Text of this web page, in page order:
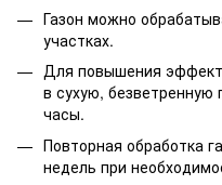
Газон можно
участках.
Для повышения
в сухую, безветренную
часы.
Повторная обработка
недель при